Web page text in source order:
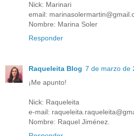
Nick: Marinari
email:
Nombre: Marina Soler
Responder
Raqueleita Blog 7 de marzo de
¡Me apunto!
Nick: Raqueleita
e-mail:
Nombre: Raquel Jiménez.